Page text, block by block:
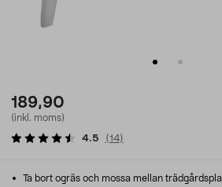
189,90
(inkl. moms)
4.5 (14)
Ta bort ogräs och mossa mellan